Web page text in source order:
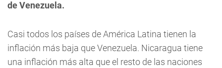
de Venezuela.
Casi todos los países de América Latina tienen la
inflación más baja que Venezuela. Nicaragua tiene
una inflación más alta que el resto de las naciones